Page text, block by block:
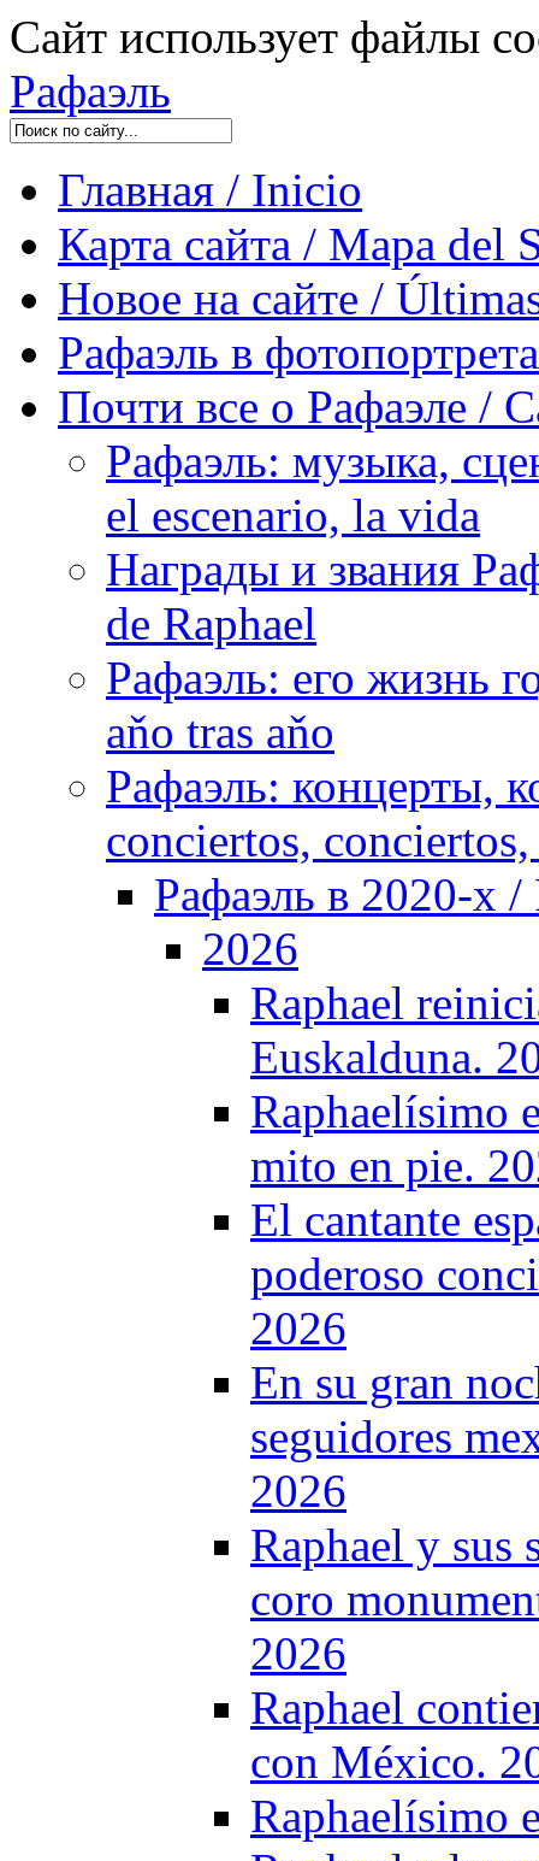
Сайт использует файлы
Рафаэль
Главная / Inicio
Карта сайта / Mapa del
Новое на сайте /
Рафаэль в
Почти все о Рафаэле /
Рафаэль: музыка,
el escenario, la vida
Награды и звания
de Raphael
Рафаэль: его жизнь
aňo tras aňo
Рафаэль: концерты,
conciertos,
Рафаэль в 2020-х /
2026
Raphael
Euskalduna.
Raphaelísimo
mito en pie.
El cantante
poderoso
2026
En su gran
seguidores
2026
Raphael y sus
coro
2026
Raphael
con México.
Raphaelísimo